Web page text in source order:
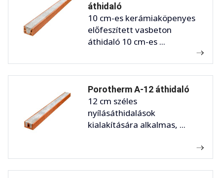
áthidaló
10 cm-es kerámiaköpenyes
előfeszített vasbeton
áthidaló 10 cm-es ...
Porotherm A-12 áthidaló
12 cm széles
nyílásáthidalások
kialakítására alkalmas, ...